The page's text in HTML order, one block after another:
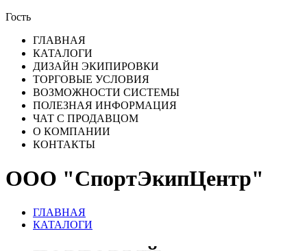
Гость
ГЛАВНАЯ
КАТАЛОГИ
ДИЗАЙН ЭКИПИРОВКИ
ТОРГОВЫЕ УСЛОВИЯ
ВОЗМОЖНОСТИ СИСТЕМЫ
ПОЛЕЗНАЯ ИНФОРМАЦИЯ
ЧАТ С ПРОДАВЦОМ
О КОМПАНИИ
КОНТАКТЫ
ООО "СпортЭкипЦентр"
ГЛАВНАЯ
КАТАЛОГИ